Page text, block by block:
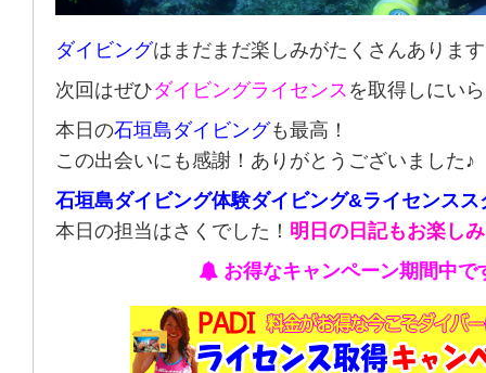
ダイビングはまだまだ楽しみがたくさんありま
次回はぜひダイビングライセンス を取得しにい
本日の石垣島ダイビングも最高！
この出会いにも感謝！ありがとうございました♪
石垣島ダイビング体験ダイビング&ライセンスス
本日の担当はさくでした！ 明日の日記もお楽し
お得なキャンペーン期間中で